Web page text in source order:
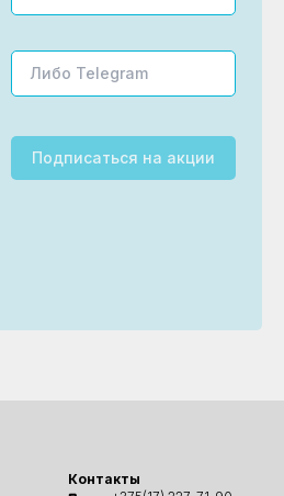
Подписаться на акции
Контакты